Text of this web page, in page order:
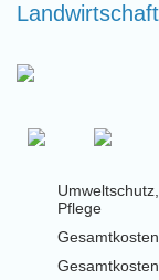
Pflege